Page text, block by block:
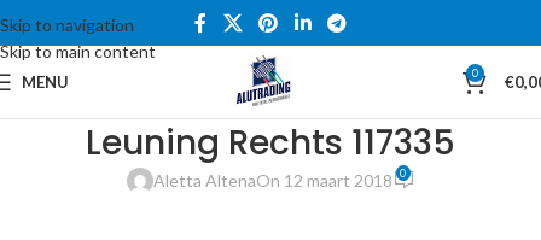
Skip to navigation
Skip to main content
MENU 0 €
Leuning Rechts 117335
Aletta AltenaOn 12 maart 2018 0